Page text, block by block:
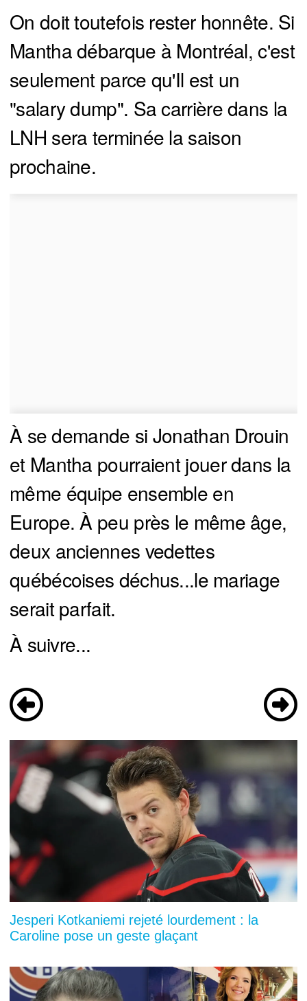
On doit toutefois rester honnête. Si
Mantha débarque à Montréal, c'est
seulement parce qu'Il est un
"salary dump". Sa carrière dans la
LNH sera terminée la saison
prochaine.
À se demande si Jonathan Drouin
et Mantha pourraient jouer dans la
même équipe ensemble en
Europe. À peu près le même âge,
deux anciennes vedettes
québécoises déchus...le mariage
serait parfait.
À suivre...
Jesperi Kotkaniemi rejeté lourdement : la
Caroline pose un geste glaçant